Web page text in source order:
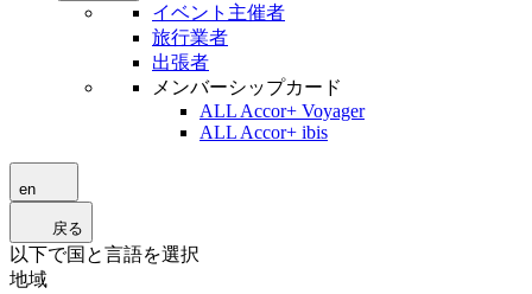
イベント主催者
旅行業者
出張者
メンバーシップカード
ALL Accor+ Voyager
ALL Accor+ ibis
en
戻る
以下で国と言語を選択
地域